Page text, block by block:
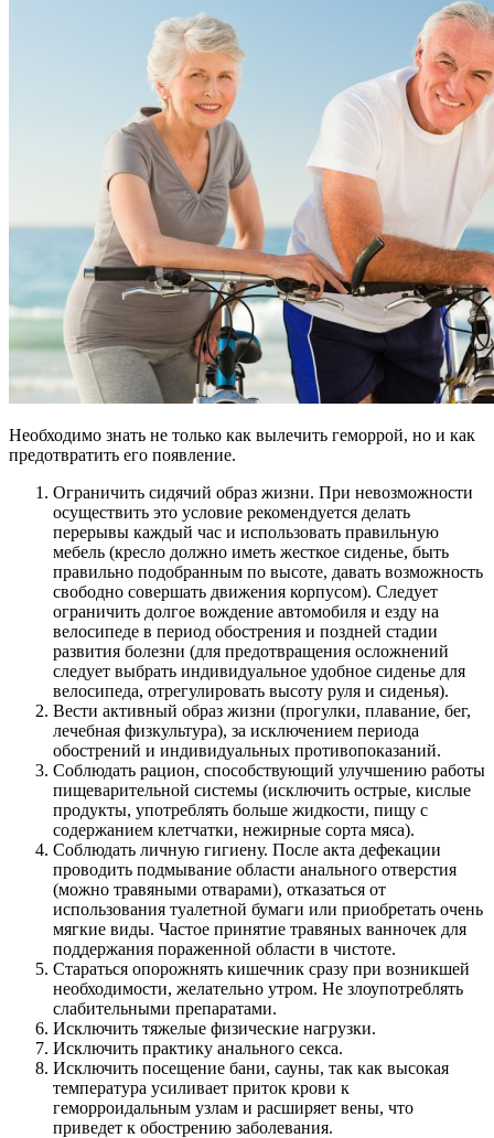
Необходимо знать не только как вылечить геморрой, но и как
предотвратить его появление.
Ограничить сидячий образ жизни. При невозможности
осуществить это условие рекомендуется делать
перерывы каждый час и использовать правильную
мебель (кресло должно иметь жесткое сиденье, быть
правильно подобранным по высоте, давать возможность
свободно совершать движения корпусом). Следует
ограничить долгое вождение автомобиля и езду на
велосипеде в период обострения и поздней стадии
развития болезни (для предотвращения осложнений
следует выбрать индивидуальное удобное сиденье для
велосипеда, отрегулировать высоту руля и сиденья).
Вести активный образ жизни (прогулки, плавание, бег,
лечебная физкультура), за исключением периода
обострений и индивидуальных противопоказаний.
Соблюдать рацион, способствующий улучшению работы
пищеварительной системы (исключить острые, кислые
продукты, употреблять больше жидкости, пищу с
содержанием клетчатки, нежирные сорта мяса).
Соблюдать личную гигиену. После акта дефекации
проводить подмывание области анального отверстия
(можно травяными отварами), отказаться от
использования туалетной бумаги или приобретать очень
мягкие виды. Частое принятие травяных ванночек для
поддержания пораженной области в чистоте.
Стараться опорожнять кишечник сразу при возникшей
необходимости, желательно утром. Не злоупотреблять
слабительными препаратами.
Исключить тяжелые физические нагрузки.
Исключить практику анального секса.
Исключить посещение бани, сауны, так как высокая
температура усиливает приток крови к
геморроидальным узлам и расширяет вены, что
приведет к обострению заболевания.